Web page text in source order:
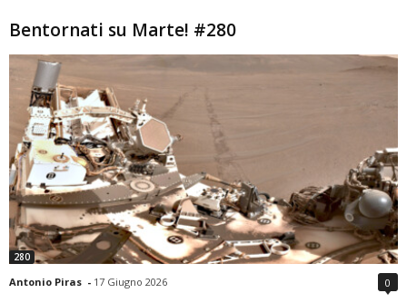
Bentornati su Marte! #280
280
Antonio Piras - 17 Giugno 2026 0